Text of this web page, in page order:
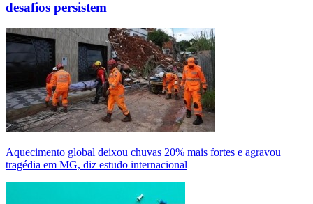
desafios persistem
Aquecimento global deixou chuvas 20% mais fortes e agravou
tragédia em MG, diz estudo internacional